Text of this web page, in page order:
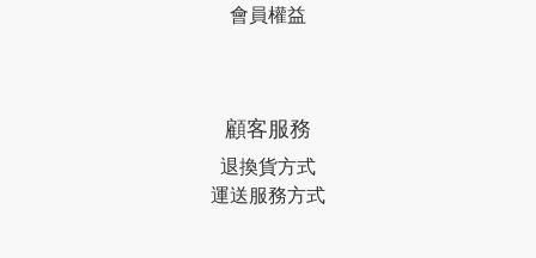
會員權益
顧客服務
退換貨方式
運送服務方式